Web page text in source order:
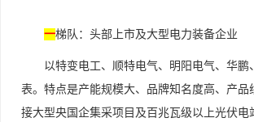
一梯队：头部上市及大型电力装备企业
以特变电工、顺特电气、明阳电气、华鹏
表。特点是产能规模大、品牌知名度高、产品
接大型央国企集采项目及百兆瓦级以上光伏电